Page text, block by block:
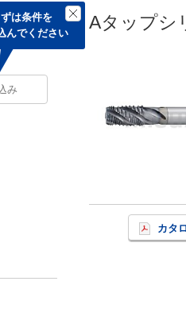
ずは条件を
んでください
Aタップシ
カタ